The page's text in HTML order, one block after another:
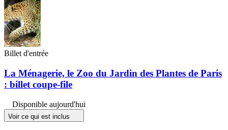
Billet d'entrée
La Ménagerie, le Zoo du Jardin des Plantes de Paris
: billet coupe-file
Disponible aujourd'hui
Voir ce qui est inclus